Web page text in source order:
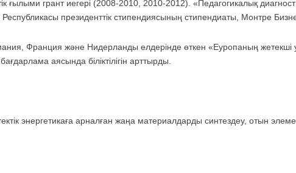
ғылыми грант иегері (2008-2010, 2010-2012). «Педагогикалық
президенттік стипендиясының стипендиаты, Монтре
Франция және Нидерланды елдерінде өткен «Еуропаның жетекші
аясында біліктілігін арттырды.
энергетикаға арналған жаңа материалдарды синтездеу, отын